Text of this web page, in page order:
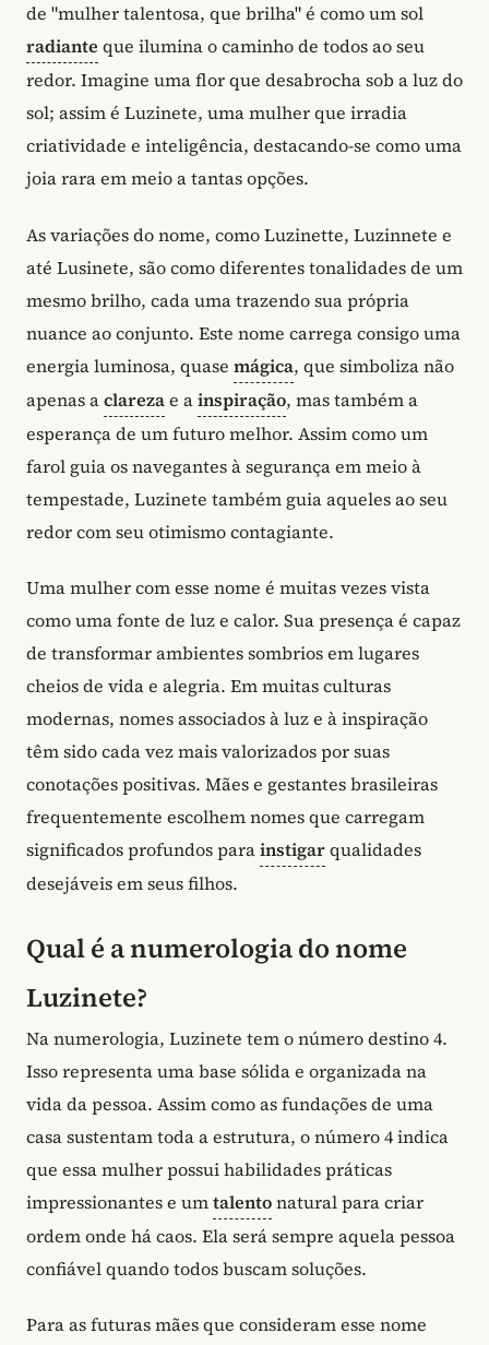
de "mulher talentosa, que brilha" é como um sol
radiante que ilumina o caminho de todos ao seu
redor. Imagine uma flor que desabrocha sob a luz do
sol; assim é Luzinete, uma mulher que irradia
criatividade e inteligência, destacando-se como uma
joia rara em meio a tantas opções.
As variações do nome, como Luzinette, Luzinnete e
até Lusinete, são como diferentes tonalidades de um
mesmo brilho, cada uma trazendo sua própria
nuance ao conjunto. Este nome carrega consigo uma
energia luminosa, quase mágica, que simboliza não
apenas aclarezae ainspiração, mas também a
esperança de um futuro melhor. Assim como um
farol guia os navegantes à segurança em meio à
tempestade, Luzinete também guia aqueles ao seu
redor com seu otimismo contagiante.
Uma mulher com esse nome é muitas vezes vista
como uma fonte de luz e calor. Sua presença é capaz
de transformar ambientes sombrios em lugares
cheios de vida e alegria. Em muitas culturas
modernas, nomes associados à luz e à inspiração
têm sido cada vez mais valorizados por suas
conotações positivas. Mães e gestantes brasileiras
frequentemente escolhem nomes que carregam
significados profundos parainstigarqualidades
desejáveis em seus filhos.
Qual é a numerologia do nome
Luzinete?
Na numerologia, Luzinete tem o número destino 4.
Isso representa uma base sólida e organizada na
vida da pessoa. Assim como as fundações de uma
casa sustentam toda a estrutura, o número 4 indica
que essa mulher possui habilidades práticas
impressionantes e umtalentonatural para criar
ordem onde há caos. Ela será sempre aquela pessoa
confiável quando todos buscam soluções.
Para as futuras mães que consideram esse nome